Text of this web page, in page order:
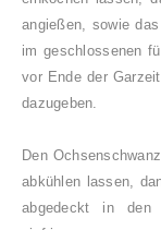
angießen, sowie
im geschlossenen
vor Ende der
dazugeben.
Den
abkühlen lassen,
abgedeckt in den